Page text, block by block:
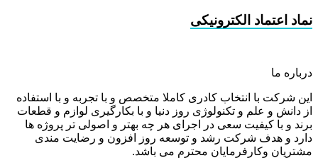
نماد اعتماد الکترونیکی
درباره ما
این شرکت با انتخاب کادری کاملا متخصص و با تجربه و با استفاده
از دانش و علم و تکنولوژی روز دنیا و با بکارگیری لوازم و قطعات
برند و با کیفیت سعی در اجرای هر چه بهتر و اصولی تر پروژه ها
دارد و هدف شرکت رشد و توسعه روز افزون و رضایت مندی
مشتریان وکارفرمایان محترم می باشد.